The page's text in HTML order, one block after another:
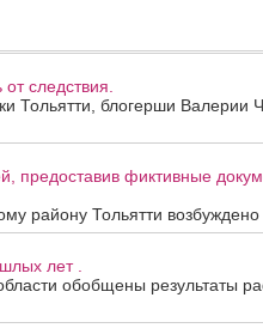
следствия.
Тольятти, блогерши Валерии
предоставив фиктивные
району Тольятти возбуждено
лет .
обобщены результаты